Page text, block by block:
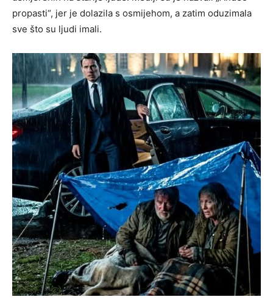
propasti“, jer je dolazila s osmijehom, a zatim oduzimala
sve što su ljudi imali.